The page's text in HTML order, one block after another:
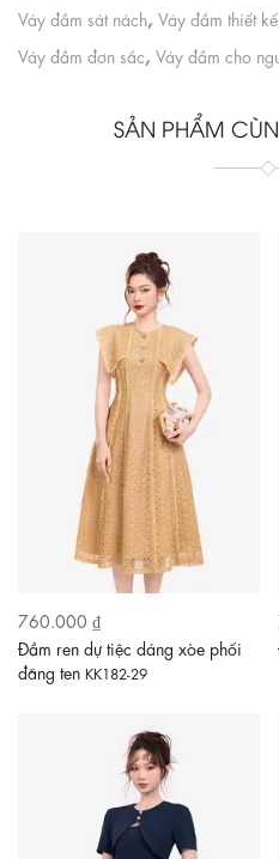
Váy đầm sát nách, Váy đầm thiết kế
Váy đầm đơn sắc, Váy đầm cho
SẢN PHẨM
760.000 ₫
Đầm ren dự tiệc dáng xòe phối
đăng ten KK182-29